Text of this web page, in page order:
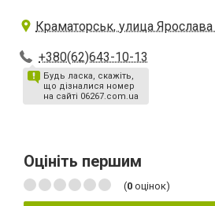
Краматорськ, улица
+380(62)643-10-13
Будь ласка, скажіть,
що дізналися номер
на сайті 06267.com.ua
Оцініть першим
(0 оцінок)